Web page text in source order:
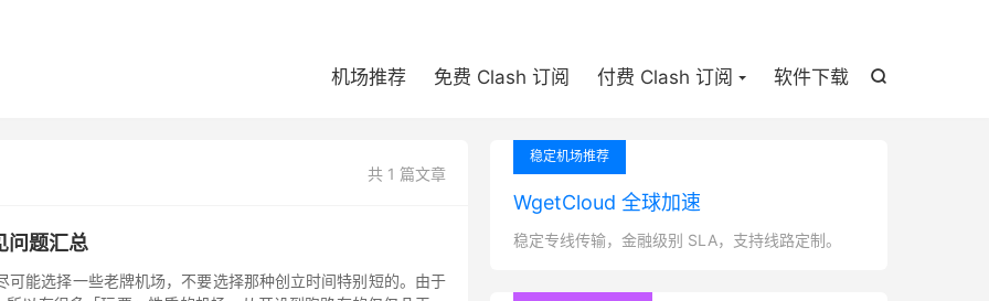

机场推荐 免费 Clash 订阅 付费 Clash 订阅 软件下载
共 1 篇文章
问题汇总
可能选择一些老牌机场，不要选择那种创立时间特别短的。由于
稳定机场推荐
WgetCloud 全球加速
稳定专线传输，金融级别 SLA，支持线路定制。